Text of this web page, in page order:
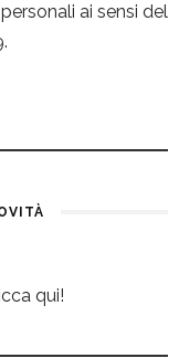
ai sensi del
qui!